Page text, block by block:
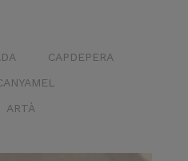
CAPDEPERA
ARTÀ